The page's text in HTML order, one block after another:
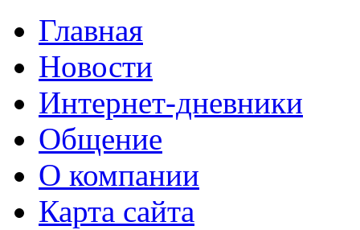
Главная
Новости
Интернет-дневники
Общение
О компании
Карта сайта